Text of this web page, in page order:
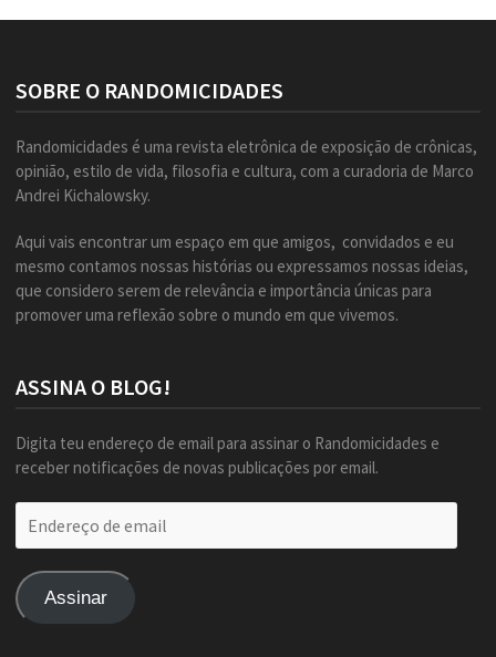
SOBRE O RANDOMICIDADES
Randomicidades é uma revista eletrônica de exposição de crônicas,
opinião, estilo de vida, filosofia e cultura, com a curadoria de Marco
Andrei Kichalowsky.
Aqui vais encontrar um espaço em que amigos, convidados e eu
mesmo contamos nossas histórias ou expressamos nossas ideias,
que considero serem de relevância e importância únicas para
promover uma reflexão sobre o mundo em que vivemos.
ASSINA O BLOG!
Digita teu endereço de email para assinar o Randomicidades e
receber notificações de novas publicações por email.
de
Assinar